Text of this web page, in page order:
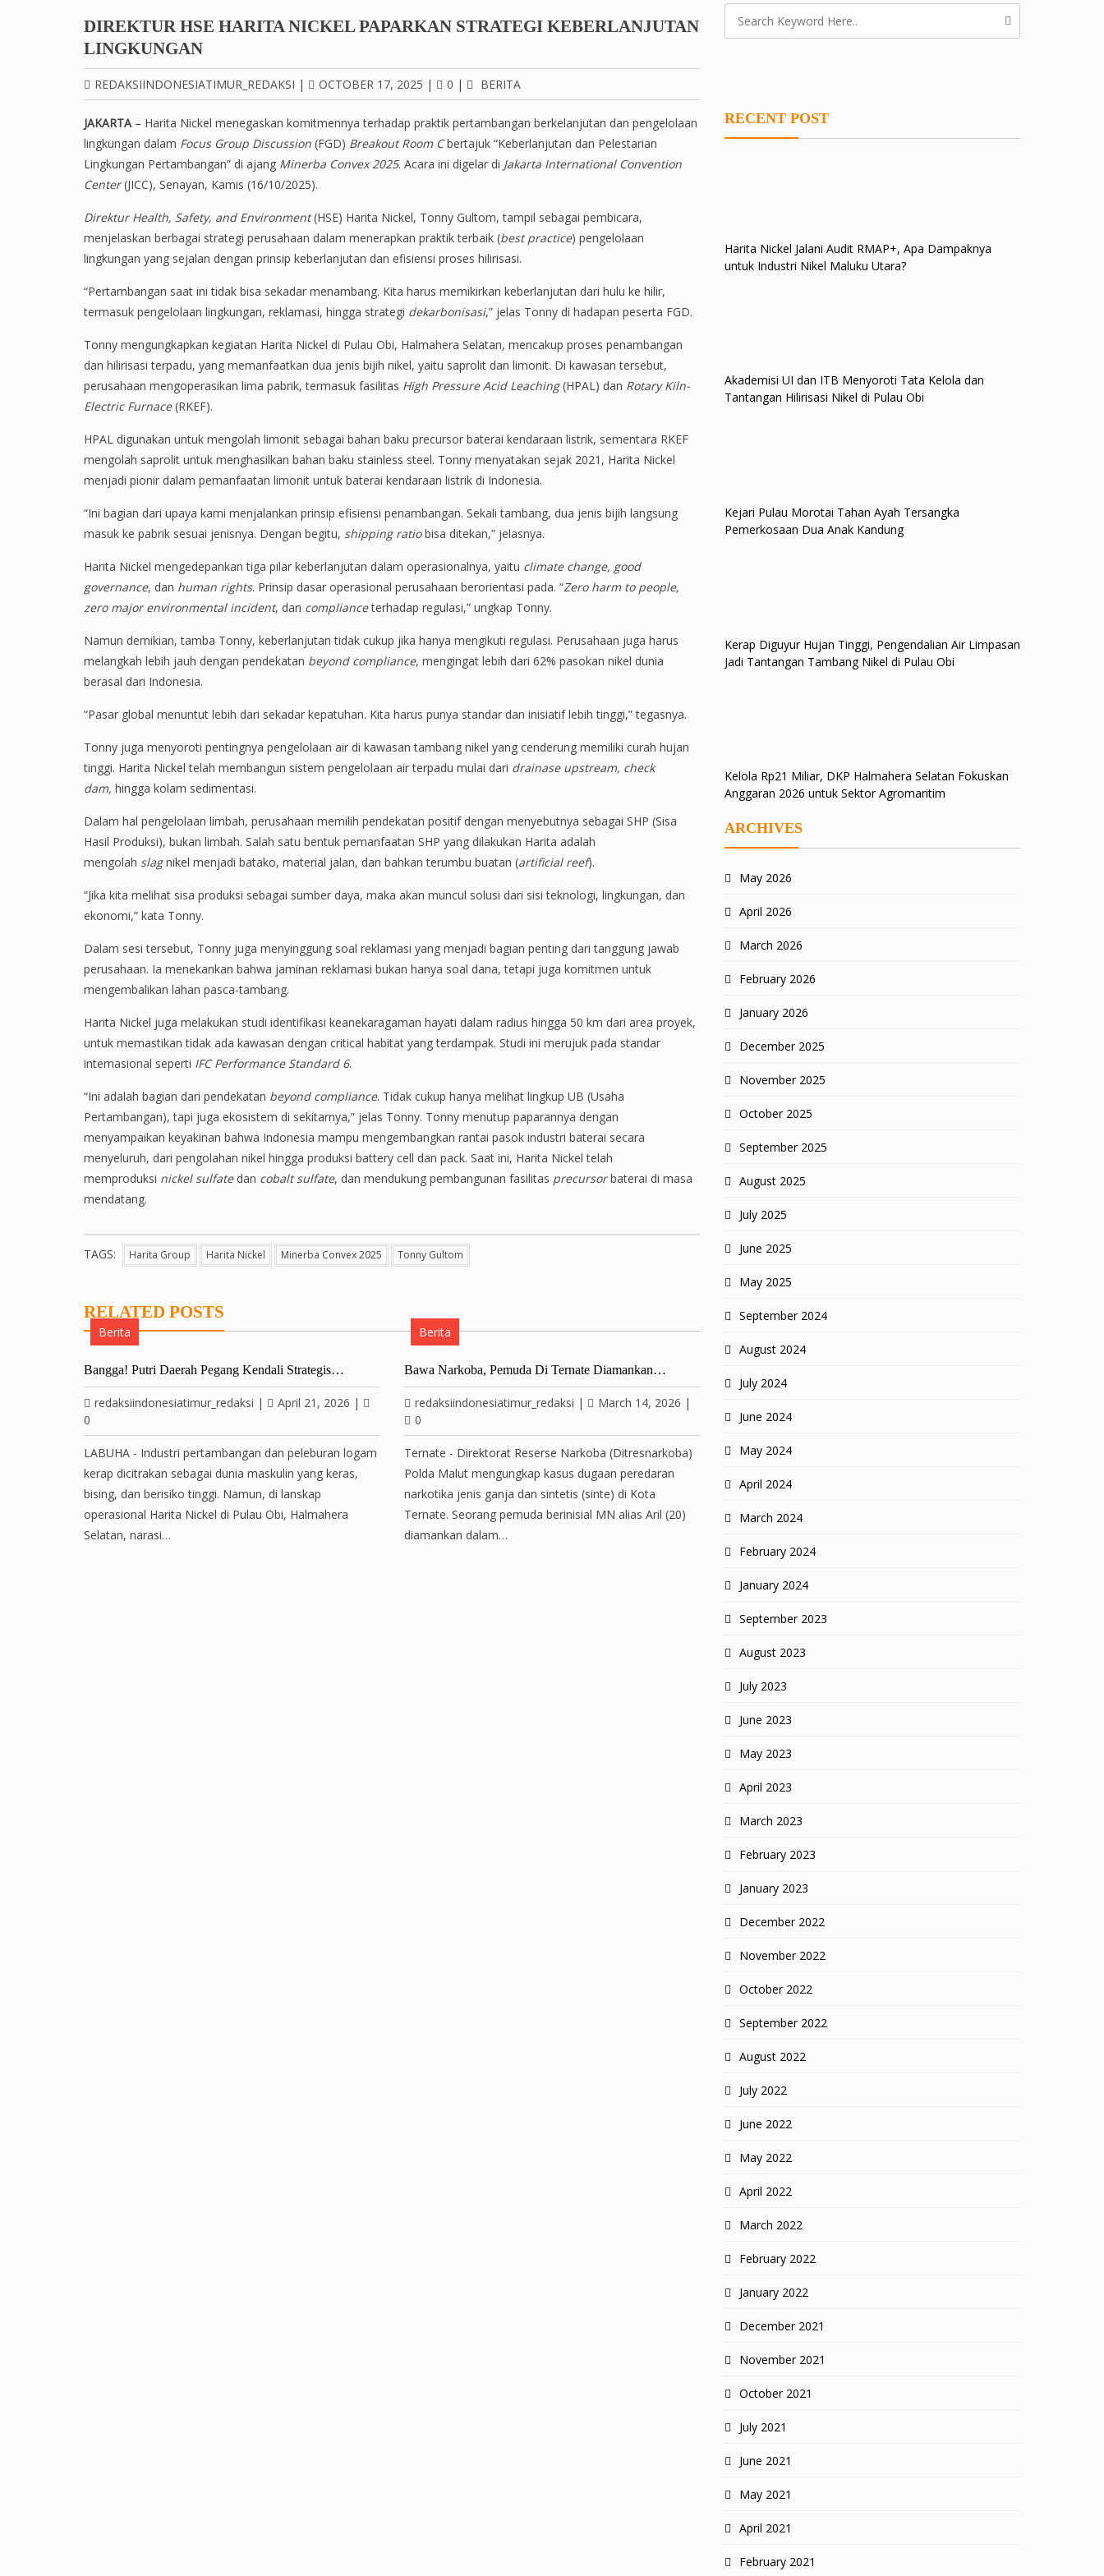
DIREKTUR HSE HARITA NICKEL PAPARKAN STRATEGI KEBERLANJUTAN
LINGKUNGAN
REDAKSIINDONESIATIMUR_REDAKSI | OCTOBER 17, 2025 | 0 | BERITA
JAKARTA– Harita Nickel menegaskan komitmennya terhadap praktik pertambangan berkelanjutan dan pengelolaan
lingkungan dalam Focus Group Discussion (FGD) Breakout Room Cbertajuk “Keberlanjutan dan Pelestarian
Lingkungan Pertambangan” di ajang Minerba Convex 2025. Acara ini digelar di Jakarta International Convention
Center (JICC), Senayan, Kamis (16/10/2025).
Direktur Health, Safety, and Environment(HSE) Harita Nickel, Tonny Gultom, tampil sebagai pembicara,
menjelaskan berbagai strategi perusahaan dalam menerapkan praktik terbaik (best practice) pengelolaan
lingkungan yang sejalan dengan prinsip keberlanjutan dan efisiensi proses hilirisasi.
“Pertambangan saat ini tidak bisa sekadar menambang. Kita harus memikirkan keberlanjutan dari hulu ke hilir,
termasuk pengelolaan lingkungan, reklamasi, hingga strategi dekarbonisasi,” jelas Tonny di hadapan peserta FGD.
Tonny mengungkapkan kegiatan Harita Nickel di Pulau Obi, Halmahera Selatan, mencakup proses penambangan
dan hilirisasi terpadu, yang memanfaatkan dua jenis bijih nikel, yaitu saprolit dan limonit. Di kawasan tersebut,
perusahaan mengoperasikan lima pabrik, termasuk fasilitas High Pressure Acid Leaching(HPAL) dan Rotary Kiln-
Electric Furnace(RKEF).
HPAL digunakan untuk mengolah limonit sebagai bahan baku precursor baterai kendaraan listrik, sementara RKEF
mengolah saprolit untuk menghasilkan bahan baku stainless steel. Tonny menyatakan sejak 2021, Harita Nickel
menjadi pionir dalam pemanfaatan limonit untuk baterai kendaraan listrik di Indonesia.
“Ini bagian dari upaya kami menjalankan prinsip efisiensi penambangan. Sekali tambang, dua jenis bijih langsung
masuk ke pabrik sesuai jenisnya. Dengan begitu, shipping ratiobisa ditekan,” jelasnya.
Harita Nickel mengedepankan tiga pilar keberlanjutan dalam operasionalnya, yaitu climate change, good
governance, dan human rights. Prinsip dasar operasional perusahaan berorientasi pada. “Zero harm to people,
zero major environmental incident, dan complianceterhadap regulasi,” ungkap Tonny.
Namun demikian, tamba Tonny, keberlanjutan tidak cukup jika hanya mengikuti regulasi. Perusahaan juga harus
melangkah lebih jauh dengan pendekatan beyond compliance, mengingat lebih dari 62% pasokan nikel dunia
berasal dari Indonesia.
“Pasar global menuntut lebih dari sekadar kepatuhan. Kita harus punya standar dan inisiatif lebih tinggi,” tegasnya.
Tonny juga menyoroti pentingnya pengelolaan air di kawasan tambang nikel yang cenderung memiliki curah hujan
tinggi. Harita Nickel telah membangun sistem pengelolaan air terpadu mulai dari drainase upstream, check
dam, hingga kolam sedimentasi.
Dalam hal pengelolaan limbah, perusahaan memilih pendekatan positif dengan menyebutnya sebagai SHP (Sisa
Hasil Produksi), bukan limbah. Salah satu bentuk pemanfaatan SHP yang dilakukan Harita adalah
mengolah slagnikel menjadi batako, material jalan, dan bahkan terumbu buatan (artificial reef).
“Jika kita melihat sisa produksi sebagai sumber daya, maka akan muncul solusi dari sisi teknologi, lingkungan, dan
ekonomi,” kata Tonny.
Dalam sesi tersebut, Tonny juga menyinggung soal reklamasi yang menjadi bagian penting dari tanggung jawab
perusahaan. Ia menekankan bahwa jaminan reklamasi bukan hanya soal dana, tetapi juga komitmen untuk
mengembalikan lahan pasca-tambang.
Harita Nickel juga melakukan studi identifikasi keanekaragaman hayati dalam radius hingga 50 km dari area proyek,
untuk memastikan tidak ada kawasan dengan critical habitat yang terdampak. Studi ini merujuk pada standar
internasional seperti IFC Performance Standard 6.
“Ini adalah bagian dari pendekatan beyond compliance. Tidak cukup hanya melihat lingkup UB (Usaha
Pertambangan), tapi juga ekosistem di sekitarnya,” jelas Tonny. Tonny menutup paparannya dengan
menyampaikan keyakinan bahwa Indonesia mampu mengembangkan rantai pasok industri baterai secara
menyeluruh, dari pengolahan nikel hingga produksi battery cell dan pack. Saat ini, Harita Nickel telah
memproduksi nickel sulfatedan cobalt sulfate, dan mendukung pembangunan fasilitas precursorbaterai di masa
mendatang.
TAGS: Harita Group Harita Nickel Minerba Convex 2025 Tonny Gultom
RELATED POSTS
Berita
Bangga! Putri Daerah Pegang Kendali Strategis…
redaksiindonesiatimur_redaksi | April 21, 2026 |
0
LABUHA - Industri pertambangan dan peleburan logam
kerap dicitrakan sebagai dunia maskulin yang keras,
bising, dan berisiko tinggi. Namun, di lanskap
operasional Harita Nickel di Pulau Obi, Halmahera
Selatan, narasi…
Berita
Bawa Narkoba, Pemuda Di Ternate Diamankan…
redaksiindonesiatimur_redaksi | March 14, 2026 |
0
Ternate - Direktorat Reserse Narkoba (Ditresnarkoba)
Polda Malut mengungkap kasus dugaan peredaran
narkotika jenis ganja dan sintetis (sinte) di Kota
Ternate. Seorang pemuda berinisial MN alias Aril (20)
diamankan dalam…
RECENT POST
Harita Nickel Jalani Audit RMAP+, Apa Dampaknya
untuk Industri Nikel Maluku Utara?
Akademisi UI dan ITB Menyoroti Tata Kelola dan
Tantangan Hilirisasi Nikel di Pulau Obi
Kejari Pulau Morotai Tahan Ayah Tersangka
Pemerkosaan Dua Anak Kandung
Kerap Diguyur Hujan Tinggi, Pengendalian Air Limpasan
Jadi Tantangan Tambang Nikel di Pulau Obi
Kelola Rp21 Miliar, DKP Halmahera Selatan Fokuskan
Anggaran 2026 untuk Sektor Agromaritim
ARCHIVES
May 2026
April 2026
March 2026
February 2026
January 2026
December 2025
November 2025
October 2025
September 2025
August 2025
July 2025
June 2025
May 2025
September 2024
August 2024
July 2024
June 2024
May 2024
April 2024
March 2024
February 2024
January 2024
September 2023
August 2023
July 2023
June 2023
May 2023
April 2023
March 2023
February 2023
January 2023
December 2022
November 2022
October 2022
September 2022
August 2022
July 2022
June 2022
May 2022
April 2022
March 2022
February 2022
January 2022
December 2021
November 2021
October 2021
July 2021
June 2021
May 2021
April 2021
February 2021